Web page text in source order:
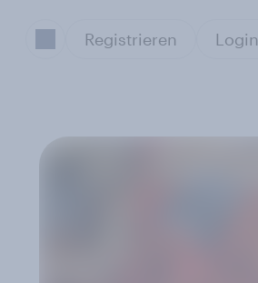
Registrieren Login